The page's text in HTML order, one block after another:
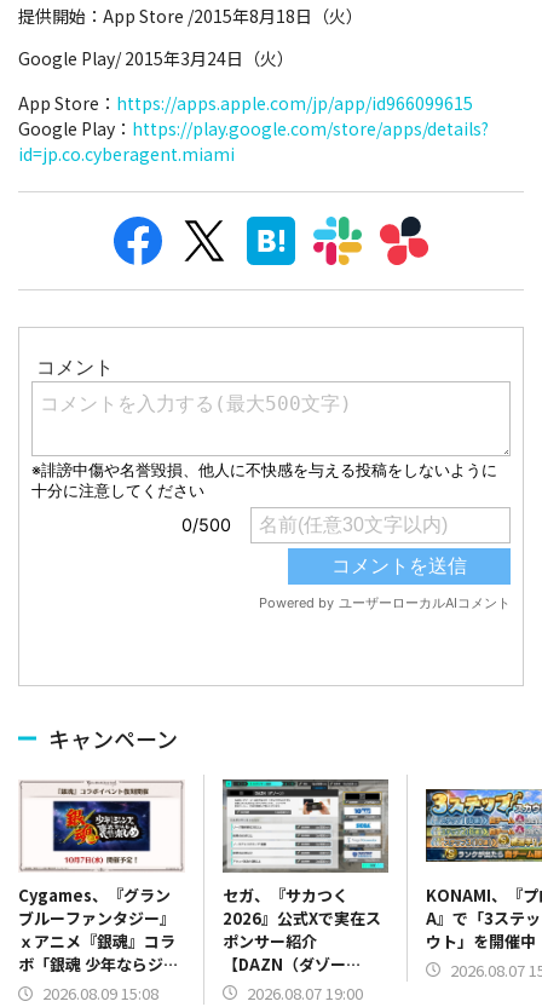
提供開始：App Store /2015年8月18日（火）
Google Play/ 2015年3月24日（火）
App Store： https://apps.apple.com/jp/app/id966099615
Google Play： https://play.google.com/store/apps/details?
id=jp.co.cyberagent.miami
キャンペーン
Cygames、『グラン
ブルーファンタジー』
ｘアニメ『銀魂』コラ
ボ「銀魂 少年ならジャ
ンプの裏表紙までちゃ
2026.08.09 15:08
セガ、『サカつく
2026』公式Xで実在ス
ポンサー紹介
【DAZN（ダゾー
ン）】篇をポスト
2026.08.07 19:00
KONAMI、『
A』で「3ステ
ウト」を開催中
2026.08.07